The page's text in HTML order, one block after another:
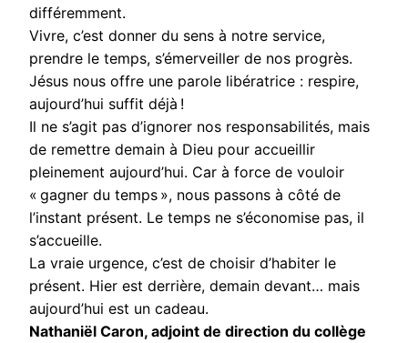
différemment.
Vivre, c’est donner du sens à notre service,
prendre le temps, s’émerveiller de nos progrès.
Jésus nous offre une parole libératrice : respire,
aujourd’hui suffit déjà !
Il ne s’agit pas d’ignorer nos responsabilités, mais
de remettre demain à Dieu pour accueillir
pleinement aujourd’hui. Car à force de vouloir
« gagner du temps », nous passons à côté de
l’instant présent. Le temps ne s’économise pas, il
s’accueille.
La vraie urgence, c’est de choisir d’habiter le
présent. Hier est derrière, demain devant… mais
aujourd’hui est un cadeau.
Nathaniël Caron, adjoint de direction du collège